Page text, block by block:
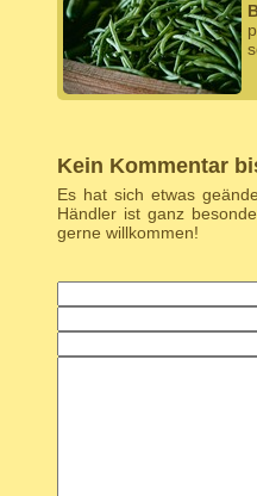
Kein Kommentar
Es hat sich etwas
Händler ist ganz
gerne willkommen!